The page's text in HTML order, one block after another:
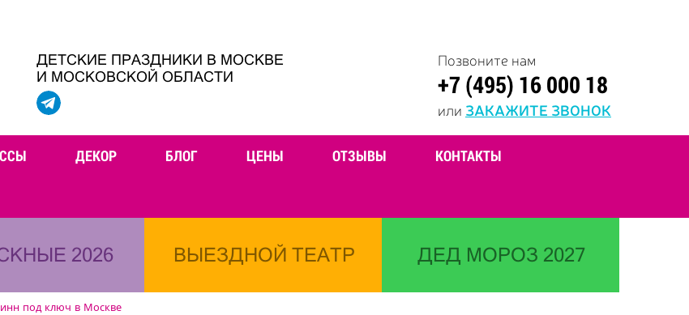
ДЕТСКИЕ ПРАЗДНИКИ В МОСКВЕ
И МОСКОВСКОЙ ОБЛАСТИ
Позвоните нам
+7 (495) 16 000 18
или ЗАКАЖИТЕ ЗВОНОК
ДЕКОР БЛОГ ЦЕНЫ ОТЗЫВЫ КОНТАКТЫ
2026 ВЫЕЗДНОЙ ТЕАТР ДЕД МОРОЗ 2027
под ключ в Москве